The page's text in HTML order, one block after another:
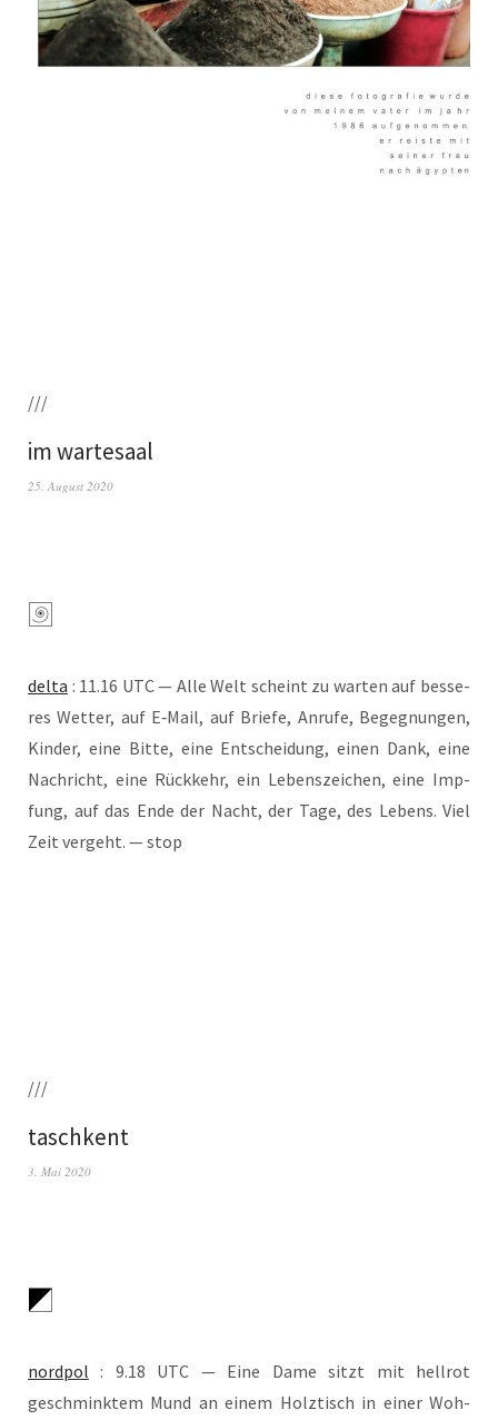
///
im wartesaal
25. August 2020
del­ta : 11.16 UTC — Alle Welt scheint zu war­ten auf bes­se­
res Wet­ter, auf E‑Mail, auf Brie­fe, Anru­fe, Begeg­nun­gen,
Kin­der, eine Bit­te, eine Ent­schei­dung, einen Dank, eine
Nach­richt, eine Rück­kehr, ein Lebens­zei­chen, eine Imp­
fung, auf das Ende der Nacht, der Tage, des Lebens. Viel
Zeit ver­geht. — stop
///
taschkent
3. Mai 2020
nord­pol : 9.18 UTC — Eine Dame sitzt mit hell­rot
geschmink­tem Mund an einem Holz­tisch in einer Woh­